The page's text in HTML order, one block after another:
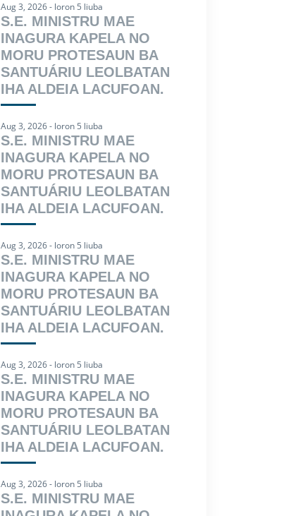
Aug 3, 2026 - loron 5 liuba
S.E. MINISTRU MAE
INAGURA KAPELA NO
MORU PROTESAUN BA
SANTUÁRIU LEOLBATAN
IHA ALDEIA LACUFOAN.
Aug 3, 2026 - loron 5 liuba
S.E. MINISTRU MAE
INAGURA KAPELA NO
MORU PROTESAUN BA
SANTUÁRIU LEOLBATAN
IHA ALDEIA LACUFOAN.
Aug 3, 2026 - loron 5 liuba
S.E. MINISTRU MAE
INAGURA KAPELA NO
MORU PROTESAUN BA
SANTUÁRIU LEOLBATAN
IHA ALDEIA LACUFOAN.
Aug 3, 2026 - loron 5 liuba
S.E. MINISTRU MAE
INAGURA KAPELA NO
MORU PROTESAUN BA
SANTUÁRIU LEOLBATAN
IHA ALDEIA LACUFOAN.
Aug 3, 2026 - loron 5 liuba
S.E. MINISTRU MAE